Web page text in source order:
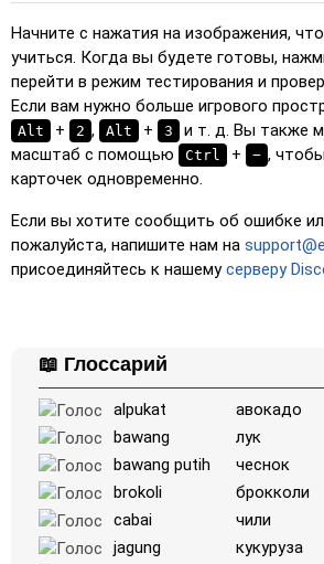
Начните с нажатия на изображения,
учиться. Когда вы будете готовы,
перейти в режим тестирования и
Если вам нужно больше игрового
Alt + 2 , Alt + 3
и т. д. Вы также
масштаб с помощью
Ctrl + − ,
карточек одновременно.
Если вы хотите сообщить об ошибке
пожалуйста, напишите нам на
присоединяйтесь к нашемусерверу
📖 Глоссарий
alpukat
авокадо
bawang
лук
bawang putih
чеснок
brokoli
брокколи
cabai
чили
jagung
кукуруза